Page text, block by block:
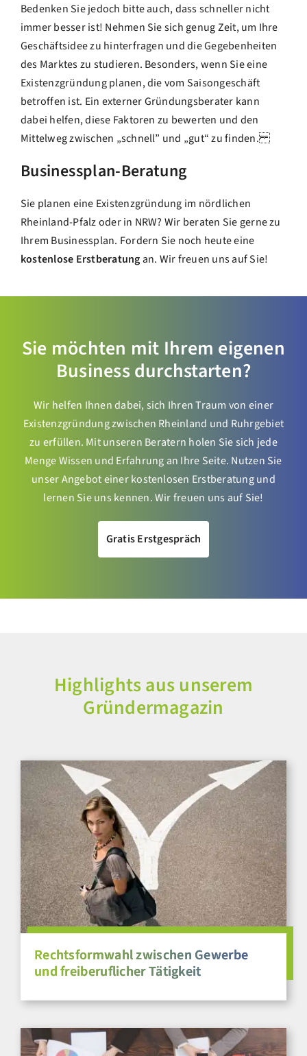
Bedenken Sie jedoch bitte auch, dass schneller nicht
immer besser ist! Nehmen Sie sich genug Zeit, um Ihre
Geschäftsidee zu hinterfragen und die Gegebenheiten
des Marktes zu studieren. Besonders, wenn Sie eine
Existenzgründung planen, die vom Saisongeschäft
betroffen ist. Ein externer Gründungsberater kann
dabei helfen, diese Faktoren zu bewerten und den
Mittelweg zwischen „schnell” und „gut“ zu finden.
Businessplan-Beratung
Sie planen eine Existenzgründung im nördlichen
Rheinland-Pfalz oder in NRW? Wir beraten Sie gerne zu
Ihrem Businessplan. Fordern Sie noch heute eine
kostenlose Erstberatung an. Wir freuen uns auf Sie!
Sie möchten mit Ihrem eigenen
Business durchstarten?
Wir helfen Ihnen dabei, sich Ihren Traum von einer
Existenzgründung zwischen Rheinland und Ruhrgebiet
zu erfüllen. Mit unseren Beratern holen Sie sich jede
Menge Wissen und Erfahrung an Ihre Seite. Nutzen Sie
unser Angebot einer kostenlosen Erstberatung und
lernen Sie uns kennen. Wir freuen uns auf Sie!
Gratis Erstgespräch
Highlights aus unserem
Gründermagazin
Rechtsformwahl zwischen Gewerbe
und freiberuflicher Tätigkeit